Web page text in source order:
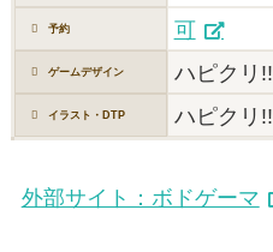
予約 可
ゲームデザイン ハピクリ!!
イラスト・DTP ハピクリ!!
外部サイト：ボドゲーマ